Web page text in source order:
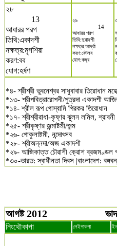
২৮
13
আধারর পরগ
তিথি:একাদশী
নক্ষত্র:মৃগশিরা
করণ:বব
যোগ:হর্ষণ
২৯
14
আধারর পরগ
তিথি:দুৱাদশী
নক্ষত্র:আর্দ্রা
করণ:কৌলব
যোগ:বজ্র
*৪- শ্রীশ্রী ভুবনেশ্বর সাধুবাবার তিরোধান
*১৩- শ্রীপবিত্রারোপনী/পুত্রদা একাদশী
*১৪- শ্রীল রূপ গোস্বামি গিরকর তিরোধান
*১৭- শ্রীশ্রীরাধা-কৃষ্ণর ঝুলন লমিল, শ্রাবনী
*২৫- শ্রীকৃষ্ণর জন্মাষ্টমী/জন্ম
*২৬- গোকুলাষ্টমী, নন্দোৎসব
*২৮- শ্রীঅন্নদা/অজ একাদশী
*২৯- আজিকাত্ত চৌরাশী ক্রোশ ব্রজমণ্ডল
*৩০-ভারত: স্বাধীনতা দিবস |বাংলাদেশ:
আগষ্ট 2012
নিংথৌকাপা লেইপাকপা